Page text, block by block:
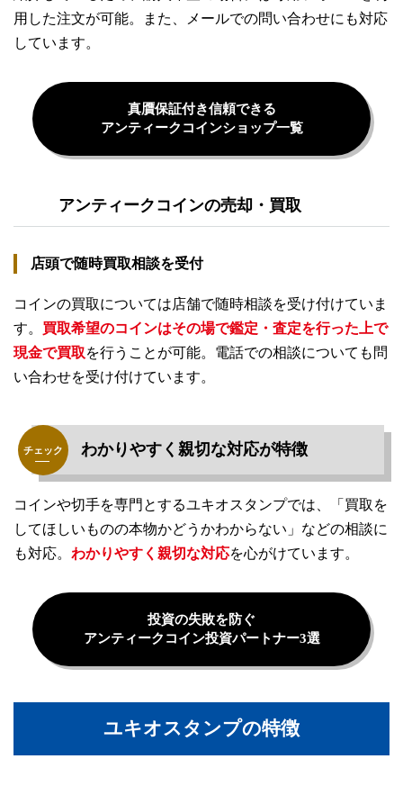
用した注文が可能。また、メールでの問い合わせにも対応
しています。
真贋保証付き信頼できる
アンティークコインショップ一覧
アンティークコインの売却・買取
店頭で随時買取相談を受付
コインの買取については店舗で随時相談を受け付けていま
す。 買取希望のコインはその場で鑑定・査定を行った上で
現金で買取を行うことが可能。電話での相談についても問
い合わせを受け付けています。
わかりやすく親切な対応が特徴
コインや切手を専門とするユキオスタンプでは、「買取を
してほしいものの本物かどうかわからない」などの相談に
も対応。 わかりやすく親切な対応を心がけています。
投資の失敗を防ぐ
アンティークコイン投資パートナー3選
ユキオスタンプの特徴